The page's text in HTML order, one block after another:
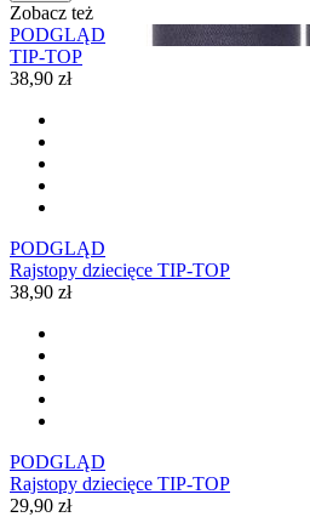
Zobacz też
PODGLĄD
TIP-TOP
38,90 zł
PODGLĄD
Rajstopy dziecięce TIP-TOP
38,90 zł
PODGLĄD
Rajstopy dziecięce TIP-TOP
29,90 zł